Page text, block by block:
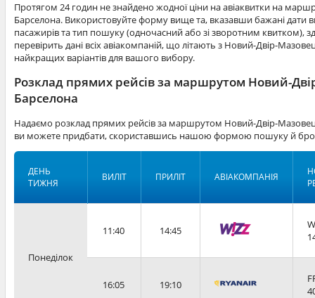
Протягом 24 годин не знайдено жодної ціни на авіаквитки на
Барселона. Використовуйте форму вище та, вказавши бажані дати
пасажирів та тип пошуку (одночасний або зі зворотним квитком),
перевірить дані всіх авіакомпаній, що літають з Новий-Двір-
найкращих варіантів для вашого вибору.
Розклад прямих рейсів за маршрутом Новий-
Барселона
Надаємо розклад прямих рейсів за маршрутом Новий-Двір-
ви можете придбати, скориставшись нашою формою пошуку й
ДЕНЬ
ТИЖНЯ
ВИЛІТ ПРИЛІТ АВІАКОМПАНІЯ
Понеділок
11:40 14:45
16:05 19:10